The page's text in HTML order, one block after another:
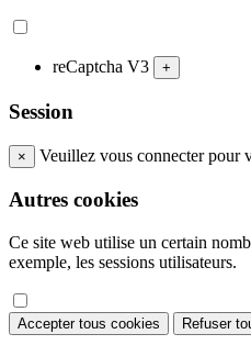
reCaptcha V3 +
Session
× Veuillez vous connecter pour
Autres cookies
Ce site web utilise un certain
exemple, les sessions utilisateurs.
Accepter tous cookies Refuser